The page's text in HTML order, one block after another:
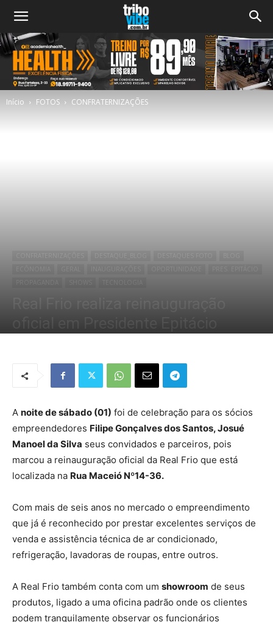
Início FOTOS CONFRATERNIZAÇÕES
Real Frio realiza reinauguração
oficial em Presidente Epitácio
A noite de sábado (01) foi de celebração para os sócios
empreendedores Filipe Gonçalves dos Santos, Josué
Manoel da Silva seus convidados e parceiros, pois
marcou a reinauguração oficial da Real Frio que está
localizada na Rua Maceió Nº14-36.
Com mais de seis anos no mercado o empreendimento
que já é reconhecido por prestar excelentes serviços de
venda e assistência técnica de ar condicionado,
refrigeração, lavadoras de roupas, entre outros.
A Real Frio também conta com um showroom de seus
produtos, ligado a uma oficina padrão onde os clientes
podem tranquilamente observar os funcionários